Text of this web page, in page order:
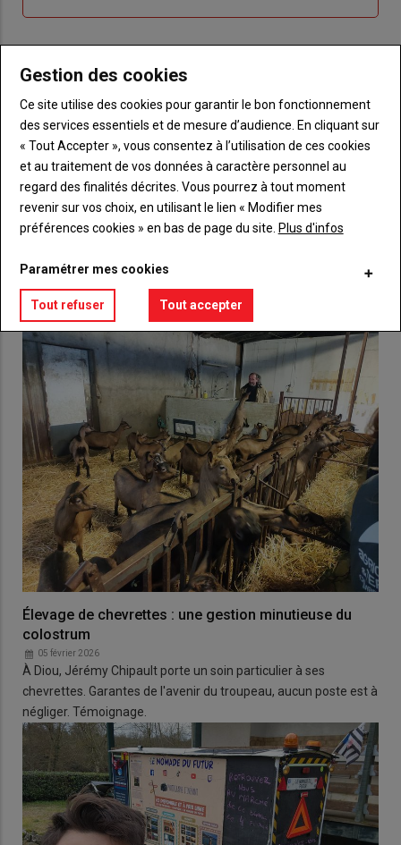
de
me
Sous-
Vous n'êtes pas abonné(e)
TITRE CRÉEZ UN COMPTE
BodyChoisissez votre formule et créez votre
compte pour accéder à tout {nom-site}.
Lien Créez un compte
VOUS AIMEREZ AUSSI
Élevage de chevrettes : une gestion minutieuse du
colostrum
05 février 2026
À Diou, Jérémy Chipault porte un soin particulier à ses
chevrettes. Garantes de l'avenir du troupeau, aucun poste est à
négliger. Témoignage.
Gestion des cookies
Ce site utilise des cookies pour garantir le bon fonctionnement
des services essentiels et de mesure d’audience. En cliquant sur
« Tout Accepter », vous consentez à l’utilisation de ces cookies
et au traitement de vos données à caractère personnel au
regard des finalités décrites. Vous pourrez à tout moment
revenir sur vos choix, en utilisant le lien « Modifier mes
préférences cookies » en bas de page du site. Plus d'infos
Paramétrer mes cookies
Tout refuser Tout accepter